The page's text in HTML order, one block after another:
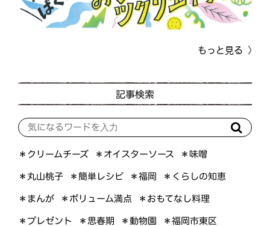
もっと見る
記事検索
＊クリームチーズ ＊オイスターソース ＊味噌
＊丸山桃子 ＊簡単レシピ ＊福岡 ＊くらしの知恵
＊まんが ＊ボリューム満点 ＊おもてなし料理
＊プレゼント ＊思春期 ＊動物園 ＊福岡市東区